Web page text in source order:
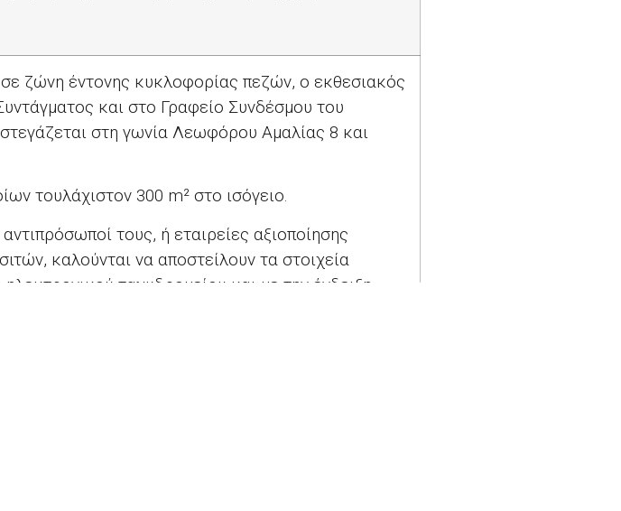
ζώνη έντονης κυκλοφορίας πεζών, ο εκθεσιακός
και στο Γραφείο Συνδέσμου του
στη γωνία Λεωφόρου Αμαλίας 8 και
τουλάχιστον 300 m² στο ισόγειο.
τους, ή εταιρείες αξιοποίησης
καλούνται να αποστείλουν τα στοιχεία
ταχυδρομείου και με την ένδειξη